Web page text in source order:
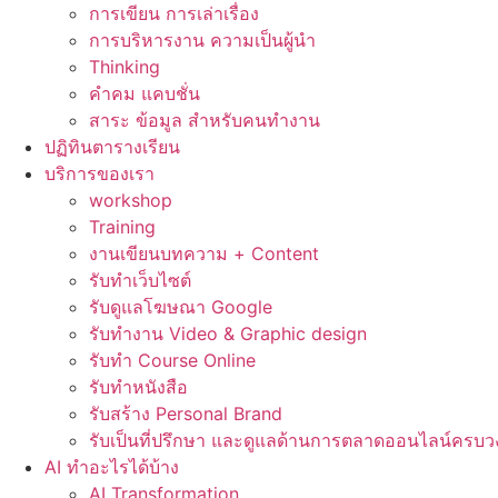
การเขียน การเล่าเรื่อง
การบริหารงาน ความเป็นผู้นำ
Thinking
คำคม แคบชั่น
สาระ ข้อมูล สำหรับคนทำงาน
ปฏิทินตารางเรียน
บริการของเรา
workshop
Training
งานเขียนบทความ + Content
รับทำเว็บไซต์
รับดูแลโฆษณา Google
รับทำงาน Video & Graphic design
รับทำ Course Online
รับทำหนังสือ
รับสร้าง Personal Brand
รับเป็นที่ปรึกษา และดูแลด้านการตลาดออนไลน์ครบว
AI ทำอะไรได้บ้าง
AI Transformation